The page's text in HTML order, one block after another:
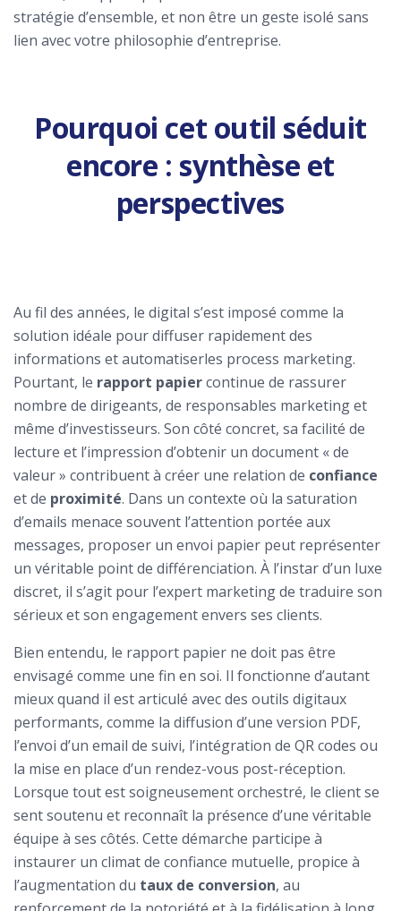
stratégie d’ensemble, et non être un geste isolé sans
lien avec votre philosophie d’entreprise.
Pourquoi cet outil séduit
encore : synthèse et
perspectives
Au fil des années, le digital s’est imposé comme la
solution idéale pour diffuser rapidement des
informations et automatiserles process marketing.
Pourtant, le rapport papiercontinue de rassurer
nombre de dirigeants, de responsables marketing et
même d’investisseurs. Son côté concret, sa facilité de
lecture et l’impression d’obtenir un document « de
valeur » contribuent à créer une relation de confiance
et de proximité. Dans un contexte où la saturation
d’emails menace souvent l’attention portée aux
messages, proposer un envoi papier peut représenter
un véritable point de différenciation. À l’instar d’un luxe
discret, il s’agit pour l’expert marketing de traduire son
sérieux et son engagement envers ses clients.
Bien entendu, le rapport papier ne doit pas être
envisagé comme une fin en soi. Il fonctionne d’autant
mieux quand il est articulé avec des outils digitaux
performants, comme la diffusion d’une version PDF,
l’envoi d’un email de suivi, l’intégration de QR codes ou
la mise en place d’un rendez-vous post-réception.
Lorsque tout est soigneusement orchestré, le client se
sent soutenu et reconnaît la présence d’une véritable
équipe à ses côtés. Cette démarche participe à
instaurer un climat de confiance mutuelle, propice à
l’augmentation du taux de conversion, au